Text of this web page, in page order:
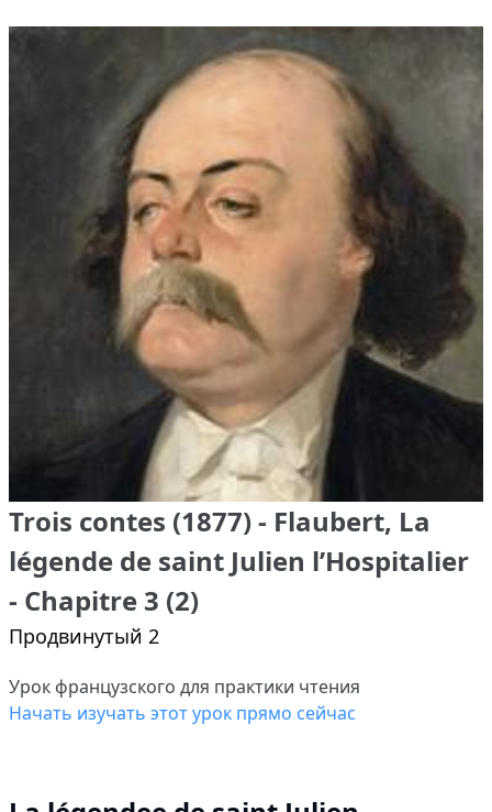
Trois contes (1877) - Flaubert, La
légende de saint Julien l’Hospitalier
- Chapitre 3 (2)
Продвинутый 2
Урок французского для практики чтения
Начать изучать этот урок прямо сейчас